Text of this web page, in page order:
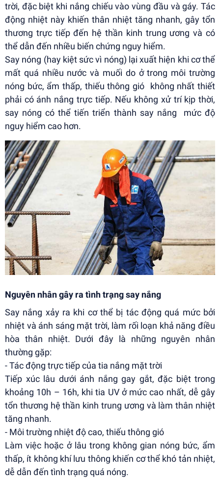
trời, đặc biệt khi nắng chiếu vào vùng đầu và gáy. Tác
động nhiệt này khiến thân nhiệt tăng nhanh, gây tổn
thương trực tiếp đến hệ thần kinh trung ương và có
thể dẫn đến nhiều biến chứng nguy hiểm.
Say nóng (hay kiệt sức vì nóng) lại xuất hiện khi cơ thể
mất quá nhiều nước và muối do ở trong môi trường
nóng bức, ẩm thấp, thiếu thông gió không nhất thiết
phải có ánh nắng trực tiếp. Nếu không xử trí kịp thời,
say nóng có thể tiến triển thành say nắng mức độ
nguy hiểm cao hơn.
Nguyên nhân gây ra tình trạng say nắng
Say nắng xảy ra khi cơ thể bị tác động quá mức bởi
nhiệt và ánh sáng mặt trời, làm rối loạn khả năng điều
hòa thân nhiệt. Dưới đây là những nguyên nhân
thường gặp:
- Tác động trực tiếp của tia nắng mặt trời
Tiếp xúc lâu dưới ánh nắng gay gắt, đặc biệt trong
khoảng 10h – 16h, khi tia UV ở mức cao nhất, dễ gây
tổn thương hệ thần kinh trung ương và làm thân nhiệt
tăng nhanh.
- Môi trường nhiệt độ cao, thiếu thông gió
Làm việc hoặc ở lâu trong không gian nóng bức, ẩm
thấp, ít không khí lưu thông khiến cơ thể khó tản nhiệt,
dễ dẫn đến tình trạng quá nóng.